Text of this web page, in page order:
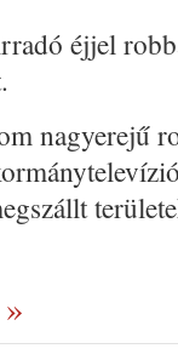
éjjel
nagyerejű